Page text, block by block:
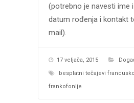
(potrebno je navesti ime
datum rođenja i kontakt
mail).
17 veljača, 2015
besplatni tečajevi
frankofonije